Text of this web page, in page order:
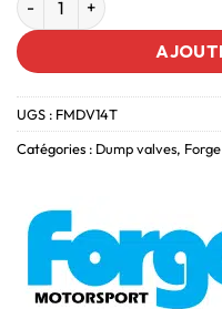
UGS : FMDV14T
Catégories : Dump valves, Forge